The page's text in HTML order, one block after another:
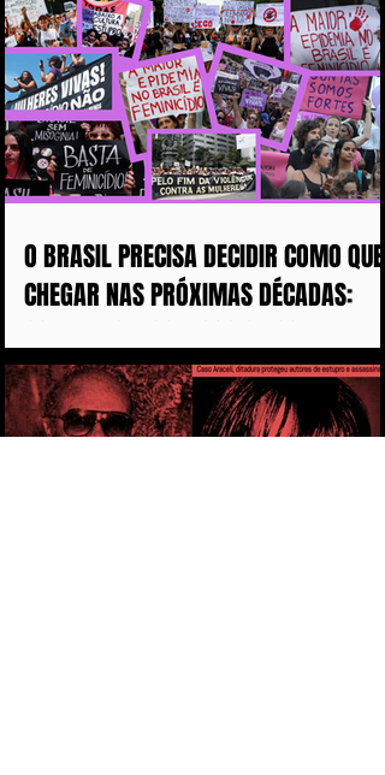
O BRASIL PRECISA DECIDIR COMO QUER
CHEGAR NAS PRÓXIMAS DÉCADAS:
MULHERES ASSASSINADAS